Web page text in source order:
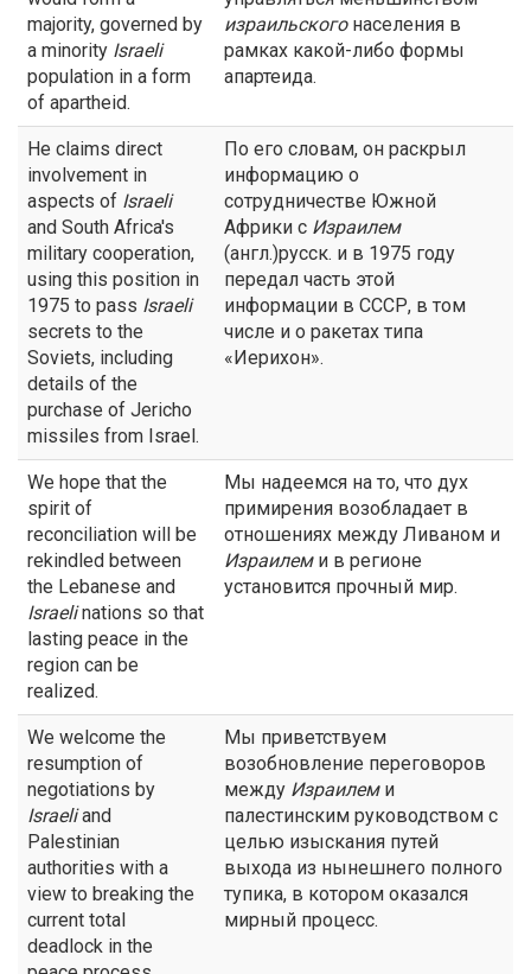
majority, governed by
a minority Israeli
population in a form
of apartheid.
израильскогонаселения в
рамках какой-либо формы
апартеида.
He claims direct
involvement in
aspects of Israeli
and South Africa's
military cooperation,
using this position in
1975 to pass Israeli
secrets to the
Soviets, including
details of the
purchase of Jericho
missiles from Israel.
По его словам, он раскрыл
информацию о
сотрудничестве Южной
Африки с Израилем
(англ.)русск. и в 1975 году
передал часть этой
информации в СССР, в том
числе и о ракетах типа
«Иерихон».
We hope that the
spirit of
reconciliation will be
rekindled between
the Lebanese and
Israelinations so that
lasting peace in the
region can be
realized.
Мы надеемся на то, что дух
примирения возобладает в
отношениях между Ливаном и
Израилеми в регионе
установится прочный мир.
We welcome the
resumption of
negotiations by
Israeliand
Palestinian
authorities with a
view to breaking the
current total
deadlock in the
Мы приветствуем
возобновление переговоров
между Израилеми
палестинским руководством с
целью изыскания путей
выхода из нынешнего полного
тупика, в котором оказался
мирный процесс.